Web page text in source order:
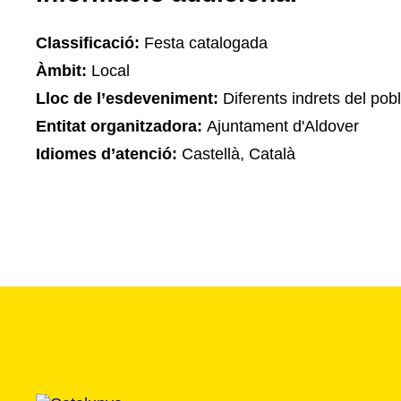
Classificació: Festa catalogada
Àmbit: Local
Lloc de l’esdeveniment: Diferents indrets del
Entitat organitzadora: Ajuntament d'Aldover
Idiomes d’atenció: Castellà, Català